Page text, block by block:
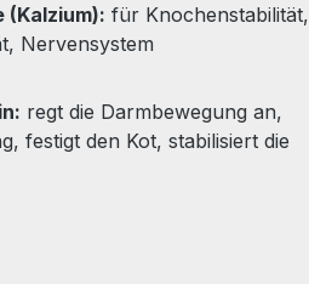
für Knochenstabilität,
Nervensystem
regt die Darmbewegung an,
festigt den Kot, stabilisiert die